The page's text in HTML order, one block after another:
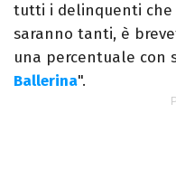
tutti i delinquenti che
saranno tanti, è
una percentuale con
Ballerina".